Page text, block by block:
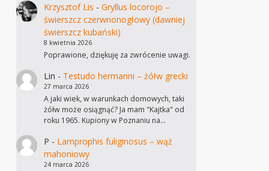
Krzysztof Lis - Gryllus locorojo –
świerszcz czerwnonogłowy (dawniej
świerszcz kubański)
8 kwietnia 2026
Poprawione, dziękuję za zwrócenie uwagi.
Lin - Testudo hermanni – żółw grecki
27 marca 2026
A jaki wiek, w warunkach domowych, taki
żółw może osiągnąć? Ja mam "Kajtka" od
roku 1965. Kupiony w Poznaniu na…
P - Lamprophis fuliginosus – wąż
mahoniowy
24 marca 2026